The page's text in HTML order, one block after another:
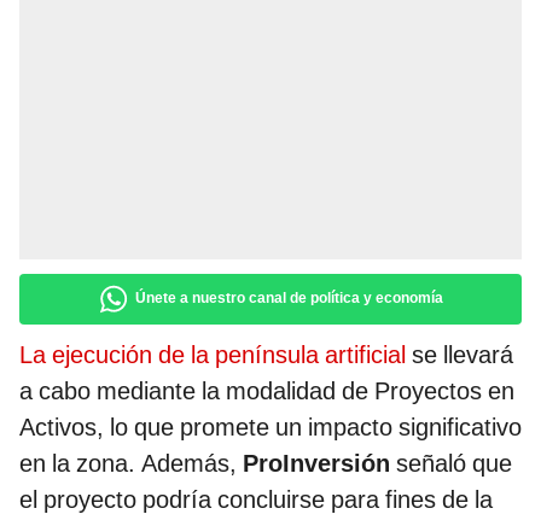
Únete a nuestro canal de política y economía
La ejecución de la península artificial se llevará
a cabo mediante la modalidad de Proyectos en
Activos, lo que promete un impacto significativo
en la zona. Además, ProInversión señaló que
el proyecto podría concluirse para fines de la